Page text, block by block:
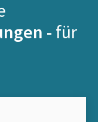
- für